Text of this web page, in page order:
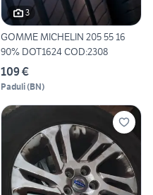
3
GOMME MICHELIN 205 55 16
90% DOT1624 COD:2308
109 €
Paduli(BN)